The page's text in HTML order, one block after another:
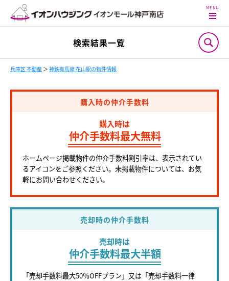
検索結果一覧
兵庫区 不動産 ＞ 神鉄有馬線 花山駅の物件情報
購入時の仲介手数料
購入時は
仲介手数料最大無料
ホームページ掲載物件の仲介手数料割引率は、表示されてい
るアイコンをご参照ください。未掲載物件については、お気
軽にお問い合わせください。
売却時の仲介手数料
売却時は
仲介手数料最大半額
「売却手数料最大50％OFFプラン」又は「売却手数料一律